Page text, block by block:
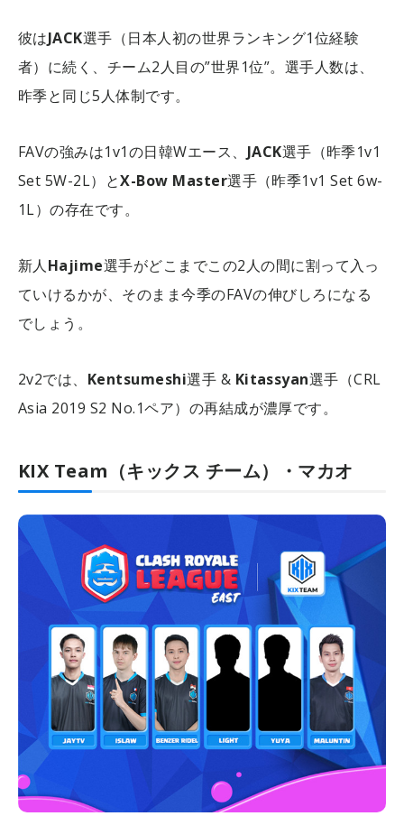
彼はJACK選手（日本人初の世界ランキング1位経験
者）に続く、チーム2人目の”世界1位”。選手人数は、
昨季と同じ5人体制です。
FAVの強みは1v1の日韓Wエース、 JACK選手（昨季1v1
Set 5W-2L）とX-Bow Master選手（昨季1v1 Set 6w-
1L）の存在です。
新人Hajime選手がどこまでこの2人の間に割って入っ
ていけるかが、そのまま今季のFAVの伸びしろになる
でしょう。
2v2では、 Kentsumeshi選手 & Kitassyan選手（CRL
Asia 2019 S2 No.1ペア）の再結成が濃厚です。
KIX Team（キックス チーム）・マカオ